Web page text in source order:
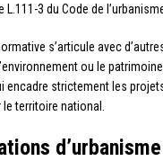
3 du Code de
s’articule avec
ou le
encadre strictement les
territoire national.